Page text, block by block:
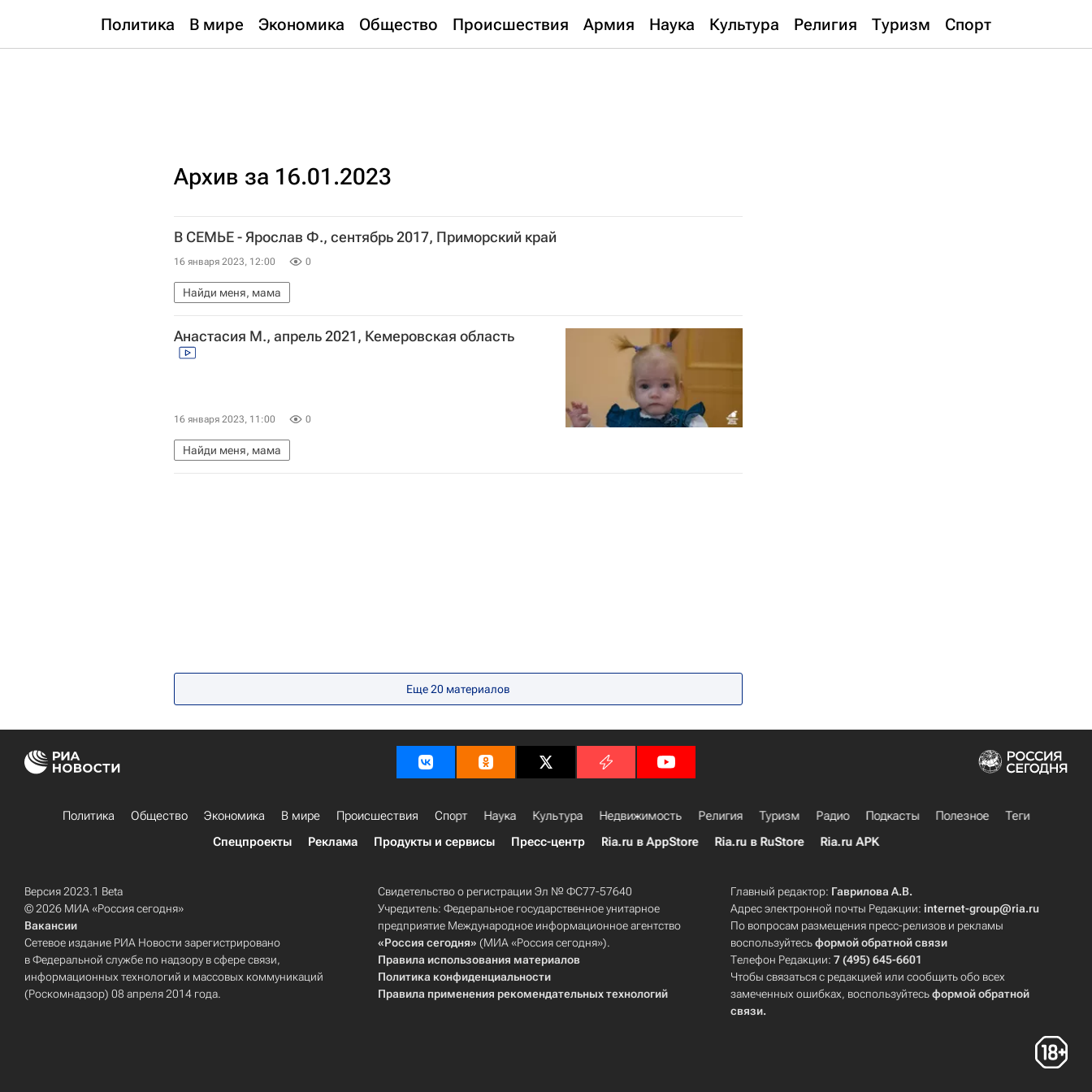
Политика В мире Экономика Общество Происшествия Армия Наука Культура Религия Туризм Спорт
Архив за 16.01.2023
В СЕМЬЕ - Ярослав Ф., сентябрь 2017, Приморский край
16 января 2023, 12:00 0
Найди меня, мама
Анастасия М., апрель 2021, Кемеровская область
16 января 2023, 11:00 0
Найди меня, мама
Еще 20 материалов
Политика Общество Экономика В мире Происшествия Спорт Наука Культура Недвижимость Религия Туризм Радио Подкасты Полезное
Теги
Спецпроекты
Реклама Продукты и сервисы Пресс-центр Ria.ru в AppStore Ria.ru в RuStore Ria.ru APK
Версия 2023.1 Beta
© 2026 МИА «Россия сегодня»
Вакансии
Сетевое издание РИА Новости зарегистрировано
в Федеральной службе по надзору в сфере связи,
информационных технологий и массовых коммуникаций
(Роскомнадзор) 08 апреля 2014 года.
Свидетельство о регистрации Эл № ФС77-57640
Учредитель: Федеральное государственное унитарное
предприятие Международное информационное агентство
«Россия сегодня» (МИА «Россия сегодня»).
Правила использования материалов
Политика конфиденциальности
Правила применения рекомендательных технологий
Главный редактор: Гаврилова А.В.
Адрес электронной почты Редакции:internet-group@ria.ru
По вопросам размещения пресс-релизов и рекламы
воспользуйтесьформой обратной связи
Телефон Редакции:7 (495) 645-6601
Чтобы связаться с редакцией или сообщить обо всех
замеченных ошибках, воспользуйтесьформой обратной
связи.